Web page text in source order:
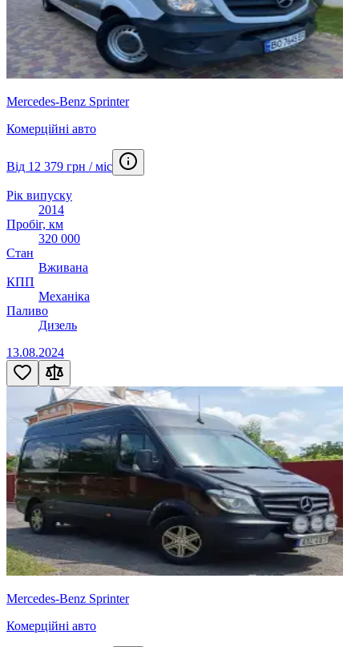
Mercedes-Benz Sprinter
Комерційні авто
Від 12 379 грн / міс
Рік випуску
2014
Пробіг, км
320 000
Стан
Вживана
КПП
Механіка
Паливо
Дизель
13.08.2024
Mercedes-Benz Sprinter
Комерційні авто